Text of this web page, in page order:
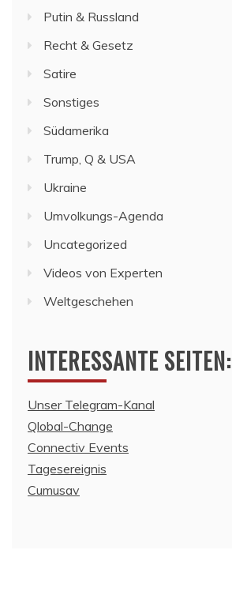
Putin & Russland
Recht & Gesetz
Satire
Sonstiges
Südamerika
Trump, Q & USA
Ukraine
Umvolkungs-Agenda
Uncategorized
Videos von Experten
Weltgeschehen
INTERESSANTE SEITEN:
Unser Telegram-Kanal
Qlobal-Change
Connectiv Events
Tagesereignis
Cumusav